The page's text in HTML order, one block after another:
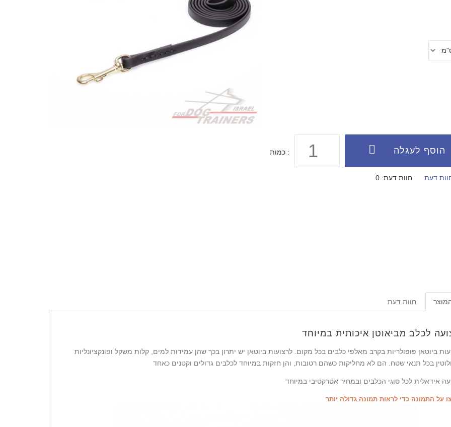
כמות :
חוות דעת: 0 דעת
חוות דעת
לכלב מביאוטן איכותית במיוחד
ביוטאן פופולריות בקרב מאלפי כלבים בכל מקום. לרצועות ביוטאן יש יתרון בכך שהן עמידות למים, קלות משקל ופונקציונליות
אידאלית לכל סוגי הכלבים ובמחיר אטרקטיבי במיוחד
על התמונה כדי לראות תמונה גדולה יותר